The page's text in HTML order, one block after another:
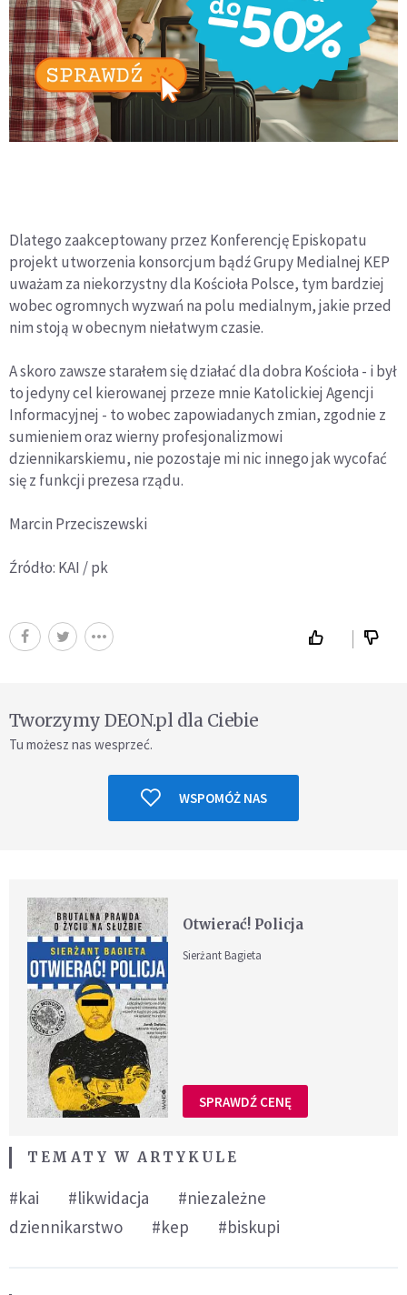
Dlatego zaakceptowany przez Konferencję Episkopatu
projekt utworzenia konsorcjum bądź Grupy Medialnej KEP
uważam za niekorzystny dla Kościoła Polsce, tym bardziej
wobec ogromnych wyzwań na polu medialnym, jakie przed
nim stoją w obecnym niełatwym czasie.
A skoro zawsze starałem się działać dla dobra Kościoła - i był
to jedyny cel kierowanej przeze mnie Katolickiej Agencji
Informacyjnej - to wobec zapowiadanych zmian, zgodnie z
sumieniem oraz wierny profesjonalizmowi
dziennikarskiemu, nie pozostaje mi nic innego jak wycofać
się z funkcji prezesa rządu.
Marcin Przeciszewski
Źródło: KAI / pk
Tworzymy DEON.pl dla Ciebie
Tu możesz nas wesprzeć.
WSPOMÓŻ NAS
Otwierać! Policja
Sierżant Bagieta
SPRAWDŹ CENĘ
TEMATY W ARTYKULE
#kai #likwidacja
#niezależne
dziennikarstwo
#kep #biskupi